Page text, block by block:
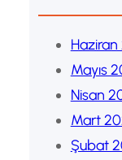
Mayıs
Nisan
Mart
Şubat